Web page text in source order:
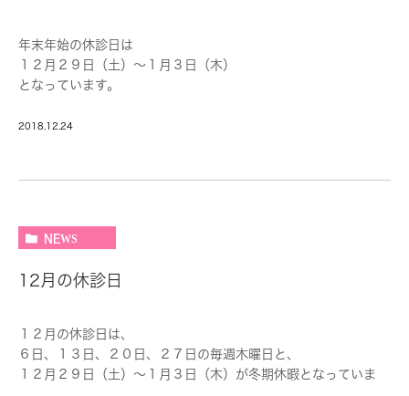
年末年始の休診日は
１２月２９日（土）～１月３日（木）
となっています。
2018.12.24
NEWS
12月の休診日
１２月の休診日は、
６日、１３日、２０日、２７日の毎週木曜日と、
１２月２９日（土）～１月３日（木）が冬期休暇となっていま